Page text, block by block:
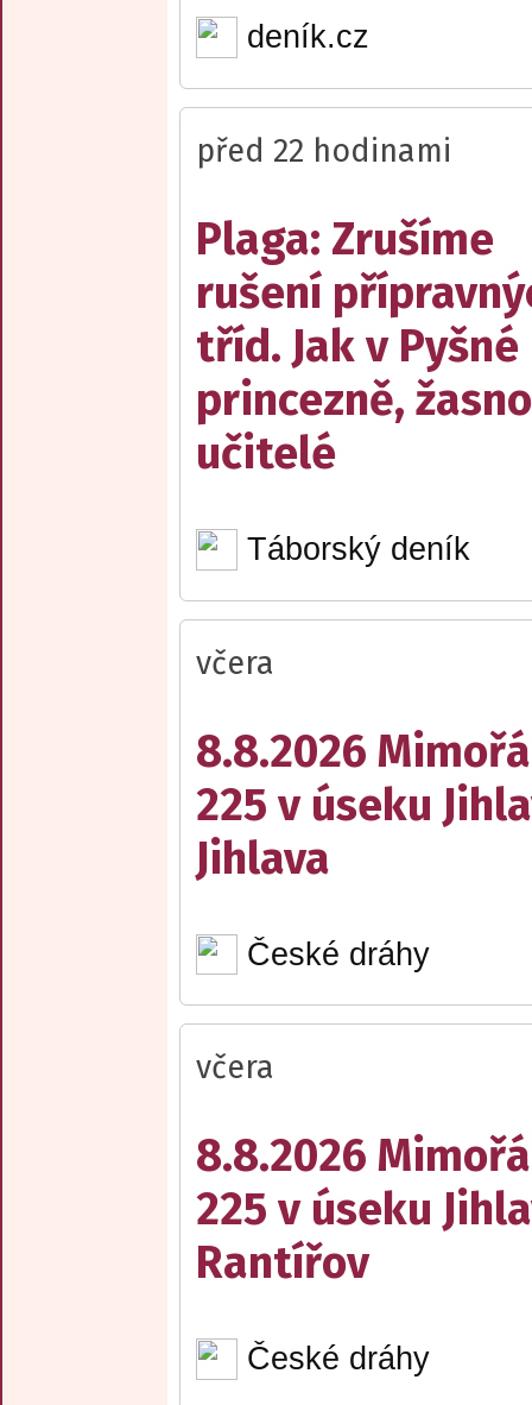
deník.cz
před 22 hodinami
Plaga: Zrušíme
rušení
tříd. Jak v Pyšné
princezně,
učitelé
Táborský deník
včera
8.8.2026
225 v úseku
Jihlava
České dráhy
včera
8.8.2026
225 v úseku
Rantířov
České dráhy